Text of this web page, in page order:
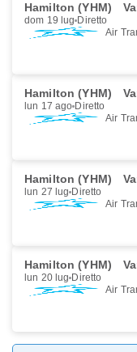
Hamilton (YHM)
dom 19 lug Diretto
Air
Hamilton (YHM)
lun 17 ago Diretto
Air
Hamilton (YHM)
lun 27 lug Diretto
Air
Hamilton (YHM)
lun 20 lug Diretto
Air